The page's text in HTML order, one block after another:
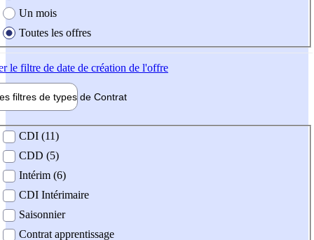
Un mois
Toutes les offres
le filtre de date de création de l'offre
filtres de types de Contrat
contrat
CDI (11)
CDD (5)
Intérim (6)
CDI Intérimaire
Saisonnier
Contrat apprentissage